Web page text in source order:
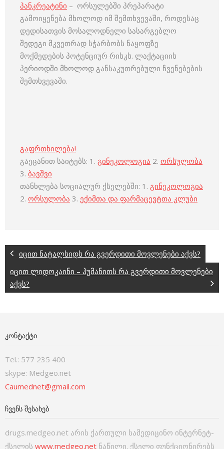
პანკრეატინი – ორსულებში პრეპარატი
გამოიყენება მხოლოდ იმ შემთხვევაში, როდესაც
დედისათვის მოსალოდნელი სასარგებლო
შედეგი მკვეთრად სჭარბობს ნაყოფზე
მოქმედების პოტენციურ რისკს. ლაქტაციის
პერიოდში მხოლოდ განსაკუთრებული ჩვენებების
შემთხვევაში.
გაფრთხილება!
გაეცანით საიტებს: 1. გინეკოლოგია 2. ორსულობა
3. ბავშვი
თანხლება სოციალურ ქსელებში: 1. გინეკოლოგია
2. ორსულობა 3. ექიმთა და ფარმაცევტთა კლუბი
იცით ნატალსიდს რა გვერდითი მოვლენები აქვს?
იცით ლიდოკაინი – ჰუმანითს რა გვერდითი მოვლენები
აქვს?
ᲙᲝᲜᲢᲐᲥᲢᲘ
Tel.: 577 235 400
skype: Medgeo.net
Caumednet@gmail.com
ᲩᲕᲔᲜᲡ ᲨᲔᲡᲐᲮᲔᲑ
drugs.medgeo.net არის ქართული სამედიცინო ინტერნეტ-
ქსელის www.medgeo.net ნაწილი. ქსელი ფუნქციონირებს